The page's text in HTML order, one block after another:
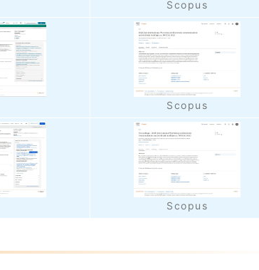
Scopus
Scopus
Scopus